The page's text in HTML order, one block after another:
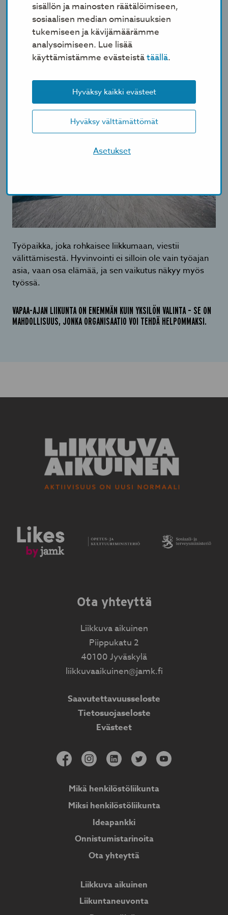
sisällön ja mainosten räätälöimiseen,
sosiaalisen median ominaisuuksien
tukemiseen ja kävijämäärämme
analysoimiseen. Lue lisää
käyttämistämme evästeistätäällä.
Hyväksy kaikki evästeet
Hyväksy välttämättömät
Asetukset
niitä, joille liikkuminen ei ole vielä osa arkea.
Jakakaa tietoa mahdollisuudesta mennä
liikuntaneuvontaan. Tarjotaanko teidän
kunnassanne maksutonta liikuntaneuvontaa?
Katsowww.liikuntaneuvonta.fi
Työpaikka, joka rohkaisee liikkumaan, viestii
välittämisestä. Hyvinvointi ei silloin ole vain työajan
asia, vaan osa elämää, ja sen vaikutus näkyy myös
työssä.
VAPAA-AJAN LIIKUNTA ON ENEMMÄN KUIN YKSILÖN VALINTA – SE ON
MAHDOLLISUUS, JONKA ORGANISAATIO VOI TEHDÄ HELPOMMAKSI.
Ota yhteyttä
Liikkuva aikuinen
Piippukatu 2
40100 Jyväskylä
liikkuvaaikuinen@jamk.fi
Saavutettavuusseloste
Tietosuojaseloste
Evästeet
Mikä henkilöstöliikunta
Miksi henkilöstöliikunta
Ideapankki
Onnistumistarinoita
Ota yhteyttä
Liikkuva aikuinen
Liikuntaneuvonta